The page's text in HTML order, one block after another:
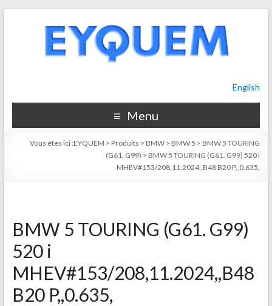
English
Menu
Vous êtes ici :EYQUEM > Produits > BMW > BMW 5 > BMW 5 TOURING
(G61. G99) > BMW 5 TOURING (G61. G99) 520 i
MHEV#153/208,11.2024,,B48 B20 P,,0.635,
BMW 5 TOURING (G61. G99)
520 i
MHEV#153/208,11.2024,,B48
B20 P,,0.635,